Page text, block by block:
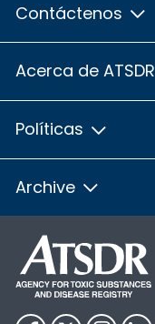
Contáctenos
Acerca de ATSDR
Políticas
Archive